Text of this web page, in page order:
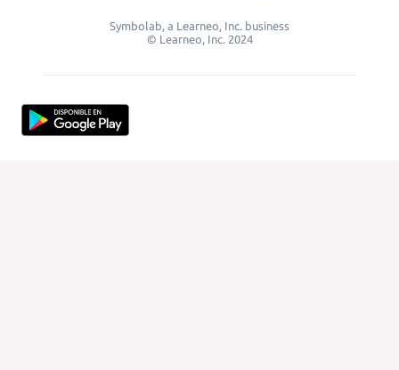
Symbolab, a Learneo, Inc. business
© Learneo, Inc. 2024